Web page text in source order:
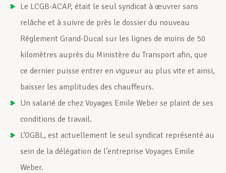
Le LCGB-ACAP, était le seul syndicat à œuvrer sans
relâche et à suivre de près le dossier du nouveau
Règlement Grand-Ducal sur les lignes de moins de 50
kilomètres auprès du Ministère du Transport afin, que
ce dernier puisse entrer en vigueur au plus vite et ainsi,
baisser les amplitudes des chauffeurs.
Un salarié de chez Voyages Emile Weber se plaint de ses
conditions de travail.
L’OGBL, est actuellement le seul syndicat représenté au
sein de la délégation de l’entreprise Voyages Emile
Weber.